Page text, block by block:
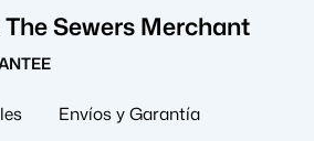
Sewers Merchant
Envíos y Garantía